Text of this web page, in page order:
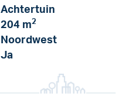
Achtertuin
204 m2
Noordwest
Ja